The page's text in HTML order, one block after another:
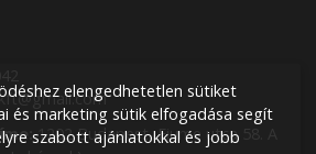
1202 Budapest, Fiume utca 58. A
elengedhetetlen sütiket
és marketing sütik elfogadása segít
szabott ajánlatokkal és jobb